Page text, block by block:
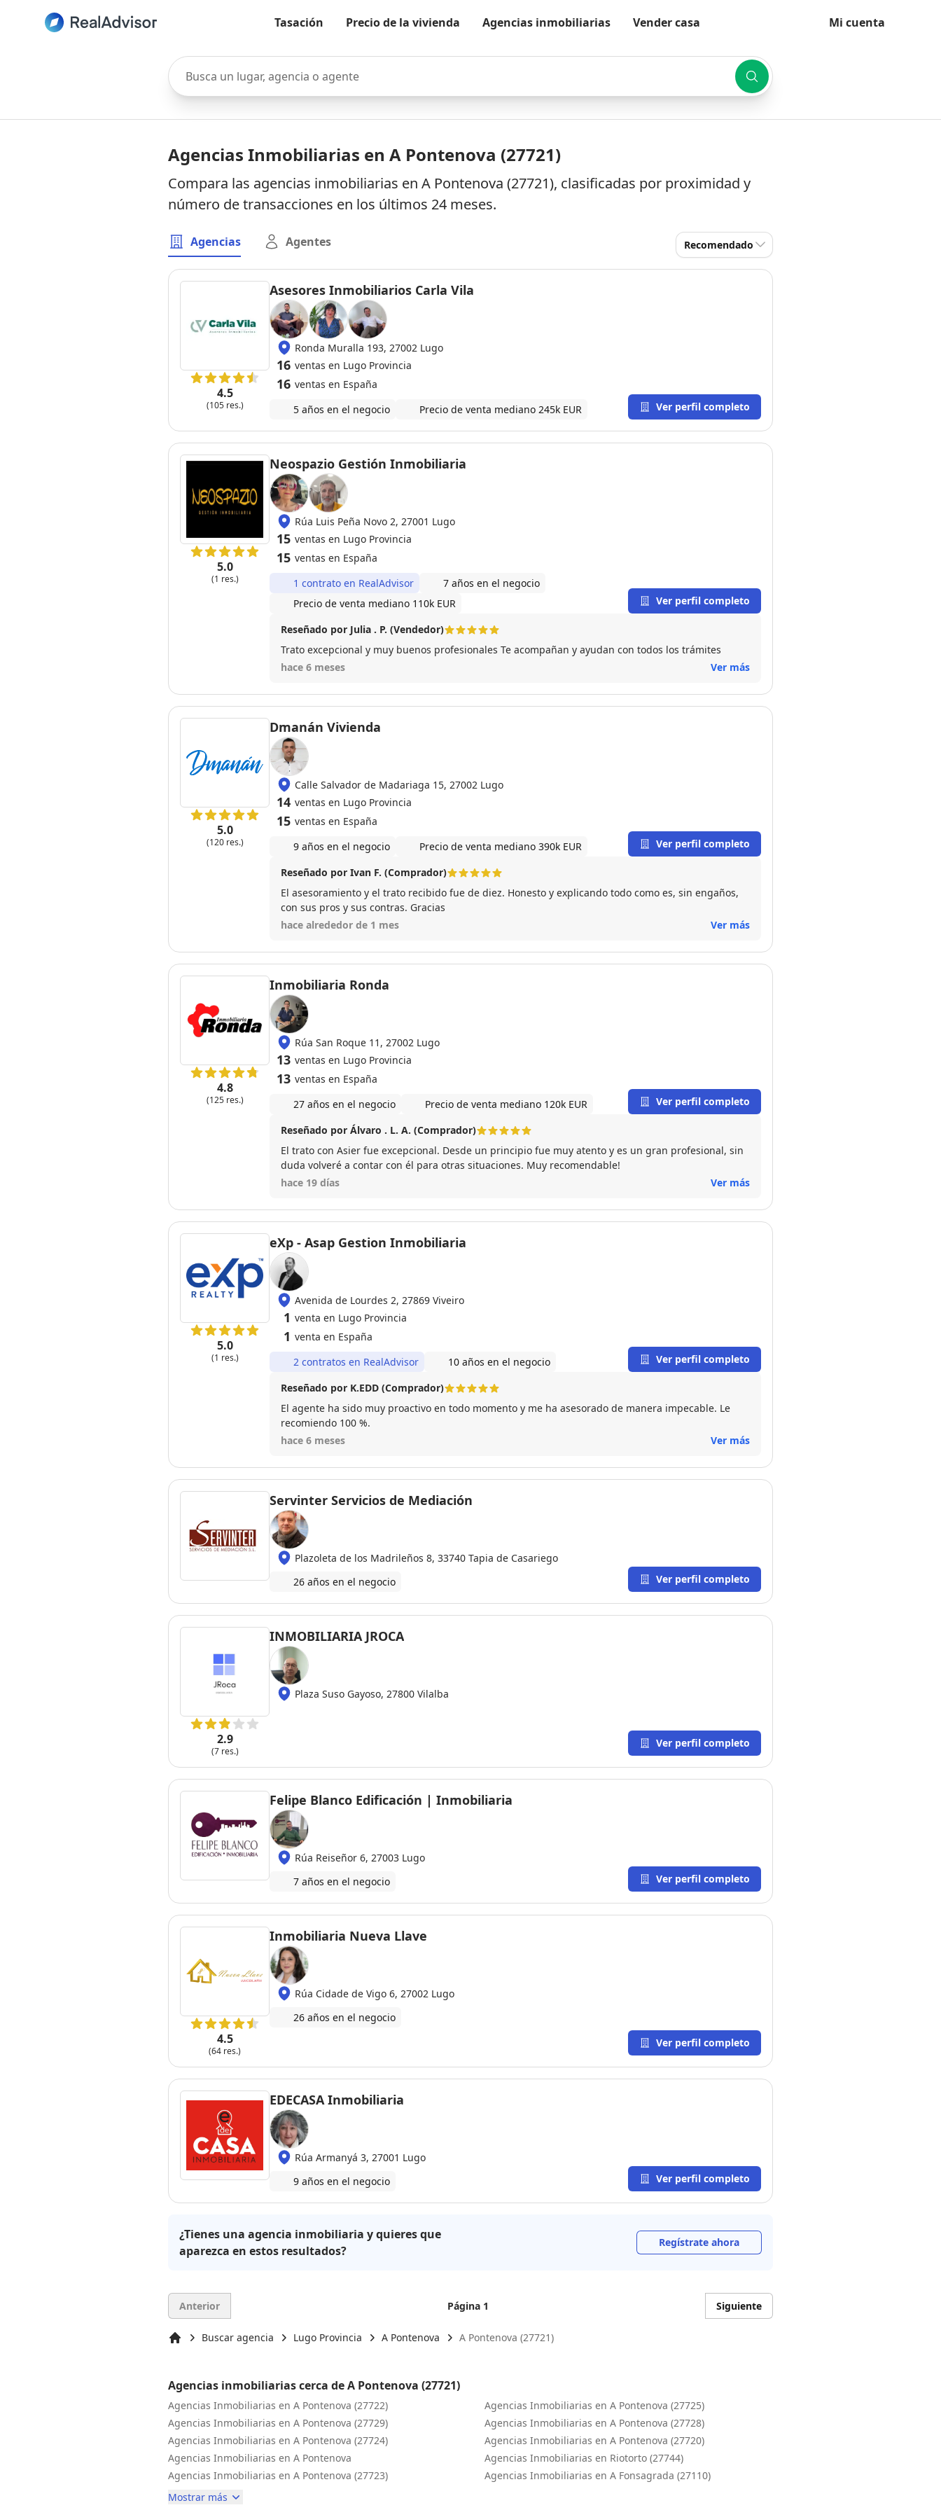
Tasación Precio de la vivienda Agencias inmobiliarias Vender casa Mi cuenta
Busca un lugar, agencia o agente
Agencias Inmobiliarias en A Pontenova (27721)
Compara las agencias inmobiliarias en A Pontenova (27721), clasificadas por proximidad y
número de transacciones en los últimos 24 meses.
Agencias Agentes Recomendado
4.5
(105 res.)
Asesores Inmobiliarios Carla Vila
Ronda Muralla 193, 27002 Lugo
16 ventas en Lugo Provincia
16 ventas en España
5 años en el negocio
Precio de venta mediano 245k EUR Ver perfil completo
5.0
(1 res.)
Neospazio Gestión Inmobiliaria
Rúa Luis Peña Novo 2, 27001 Lugo
15 ventas en Lugo Provincia
15 ventas en España
1 contrato en RealAdvisor
7 años en el negocio
Precio de venta mediano 110k EUR
Ver perfil completo
Reseñado por Julia . P. (Vendedor)
Trato excepcional y muy buenos profesionales Te acompañan y ayudan con todos los trámites
hace 6 meses
Ver más
5.0
(120 res.)
Dmanán Vivienda
Calle Salvador de Madariaga 15, 27002 Lugo
14 ventas en Lugo Provincia
15 ventas en España
9 años en el negocio
Precio de venta mediano 390k EUR Ver perfil completo
Reseñado por Ivan F. (Comprador)
El asesoramiento y el trato recibido fue de diez. Honesto y explicando todo como es, sin engaños,
con sus pros y sus contras. Gracias
hace alrededor de 1 mes
Ver más
4.8
(125 res.)
Inmobiliaria Ronda
Rúa San Roque 11, 27002 Lugo
13 ventas en Lugo Provincia
13 ventas en España
27 años en el negocio
Precio de venta mediano 120k EUR Ver perfil completo
Reseñado por Álvaro . L. A. (Comprador)
El trato con Asier fue excepcional. Desde un principio fue muy atento y es un gran profesional, sin
duda volveré a contar con él para otras situaciones. Muy recomendable!
hace 19 días
Ver más
5.0
(1 res.)
eXp - Asap Gestion Inmobiliaria
Avenida de Lourdes 2, 27869 Viveiro
1 venta en Lugo Provincia
1 venta en España
2 contratos en RealAdvisor
10 años en el negocio Ver perfil completo
Reseñado por K.EDD (Comprador)
El agente ha sido muy proactivo en todo momento y me ha asesorado de manera impecable. Le
recomiendo 100 %.
hace 6 meses
Ver más
Servinter Servicios de Mediación
Plazoleta de los Madrileños 8, 33740 Tapia de Casariego
26 años en el negocio
Ver perfil completo
2.9
(7 res.)
INMOBILIARIA JROCA
Plaza Suso Gayoso, 27800 Vilalba
Ver perfil completo
Felipe Blanco Edificación | Inmobiliaria
Rúa Reiseñor 6, 27003 Lugo
7 años en el negocio
Ver perfil completo
4.5
(64 res.)
Inmobiliaria Nueva Llave
Rúa Cidade de Vigo 6, 27002 Lugo
26 años en el negocio
Ver perfil completo
EDECASA Inmobiliaria
Rúa Armanyá 3, 27001 Lugo
9 años en el negocio
Ver perfil completo
¿Tienes una agencia inmobiliaria y quieres que
aparezca en estos resultados?
Regístrate ahora
Anterior Página 1 Siguiente
Buscar agencia Lugo Provincia A Pontenova A Pontenova (27721)
Agencias inmobiliarias cerca de A Pontenova (27721)
Agencias Inmobiliarias en A Pontenova (27722)
Agencias Inmobiliarias en A Pontenova (27729)
Agencias Inmobiliarias en A Pontenova (27724)
Agencias Inmobiliarias en A Pontenova
Agencias Inmobiliarias en A Pontenova (27723)
Agencias Inmobiliarias en A Pontenova (27725)
Agencias Inmobiliarias en A Pontenova (27728)
Agencias Inmobiliarias en A Pontenova (27720)
Agencias Inmobiliarias en Riotorto (27744)
Agencias Inmobiliarias en A Fonsagrada (27110)
Mostrar más